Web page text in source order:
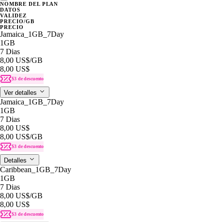
NOMBRE DEL PLAN
DATOS
VALIDEZ
PRECIO/GB
PRECIO
Jamaica_1GB_7Day
1GB
7 Dias
8,00 US$/GB
8,00 US$
$3 de descuento
Ver detalles
Jamaica_1GB_7Day
1GB
7 Dias
8,00 US$
8,00 US$/GB
$3 de descuento
Detalles
Caribbean_1GB_7Day
1GB
7 Dias
8,00 US$/GB
8,00 US$
$3 de descuento